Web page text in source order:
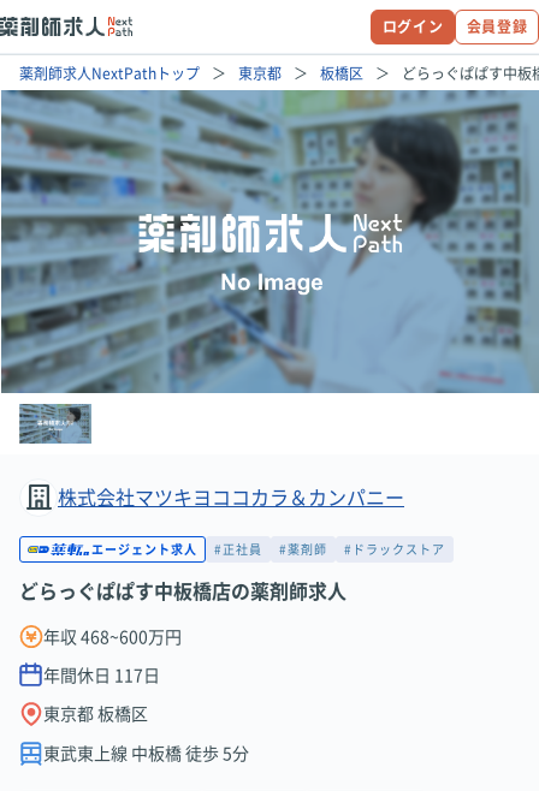
ログイン 会員登録
薬剤師求人NextPathトップ 東京都 板橋区 どらっぐぱぱす中板
株式会社マツキヨココカラ＆カンパニー
エージェント求人 #正社員 #薬剤師 #ドラックストア
どらっぐぱぱす中板橋店の薬剤師求人
年収 468~600万円
年間休日 117 日
東京都 板橋区
東武東上線 中板橋 徒歩 5分